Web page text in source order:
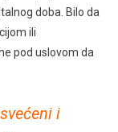
doba. Bilo da
ili
pod uslovom da
i